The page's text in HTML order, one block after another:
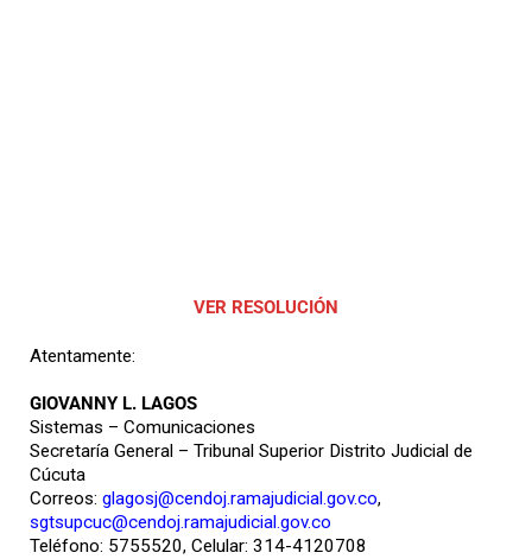
VER RESOLUCIÓN
Atentamente:
GIOVANNY L. LAGOS
Sistemas – Comunicaciones
Secretaría General – Tribunal Superior Distrito Judicial de
Cúcuta
Correos: glagosj@cendoj.ramajudicial.gov.co,
sgtsupcuc@cendoj.ramajudicial.gov.co
Teléfono: 5755520, Celular: 314-4120708